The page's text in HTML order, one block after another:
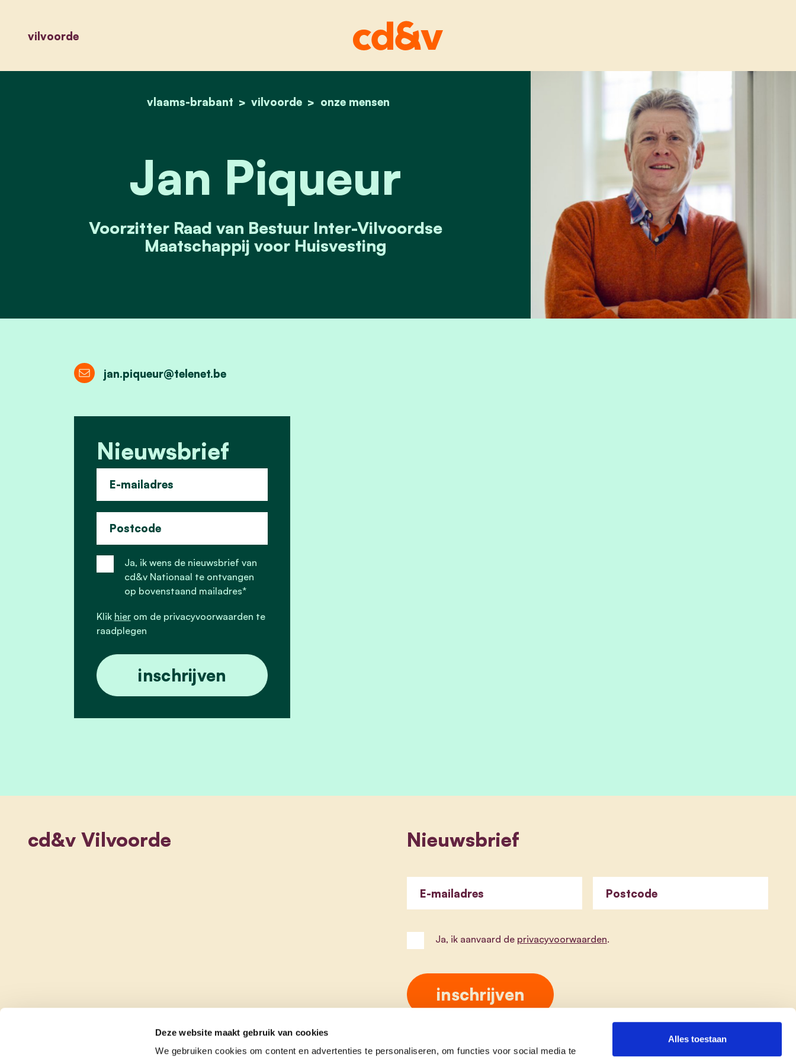
Deze website maakt gebruik van cookies
We gebruiken cookies om content en advertenties te personaliseren, om functies voor social media te
Alles toestaan
vilvoorde
home
vlaams-brabant vilvoorde onze mensen
jan piqueur
Jan Piqueur
Voorzitter Raad van Bestuur Inter-Vilvoordse
Maatschappij voor Huisvesting
jan.piqueur@telenet.be
Nieuwsbrief
E-mailadres
Postcode
Ja, ik wens de nieuwsbrief van
cd&v Nationaal te ontvangen
op bovenstaand mailadres*
Klik hierom de privacyvoorwaarden te
raadplegen
cd&v Vilvoorde Nieuwsbrief
E-mailadres Postcode
Ja, ik aanvaard de privacyvoorwaarden.